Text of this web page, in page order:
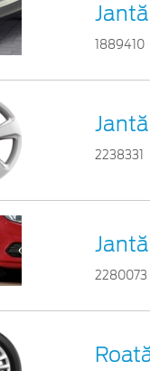
1889410
2238331
2280073